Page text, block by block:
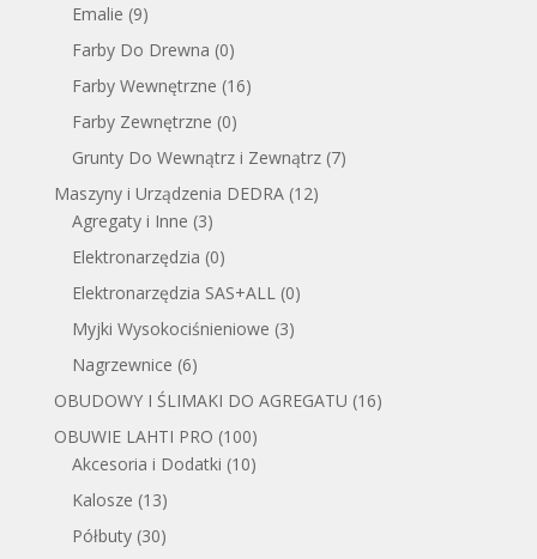
Emalie (9)
Farby Do Drewna (0)
Farby Wewnętrzne (16)
Farby Zewnętrzne (0)
Grunty Do Wewnątrz i Zewnątrz (7)
Maszyny i Urządzenia DEDRA (12)
Agregaty i Inne (3)
Elektronarzędzia (0)
Elektronarzędzia SAS+ALL (0)
Myjki Wysokociśnieniowe (3)
Nagrzewnice (6)
OBUDOWY I ŚLIMAKI DO AGREGATU (16)
OBUWIE LAHTI PRO (100)
Akcesoria i Dodatki (10)
Kalosze (13)
Półbuty (30)